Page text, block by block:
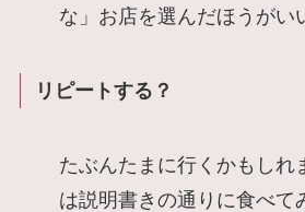
な」お店を選んだほうがい
リピートする？
たぶんたまに行くかもしれ
は説明書きの通りに食べて